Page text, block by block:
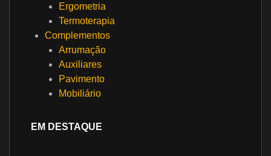
Ergometria
Termoterapia
Complementos
Arrumação
Auxiliares
Pavimento
Mobiliário
EM DESTAQUE